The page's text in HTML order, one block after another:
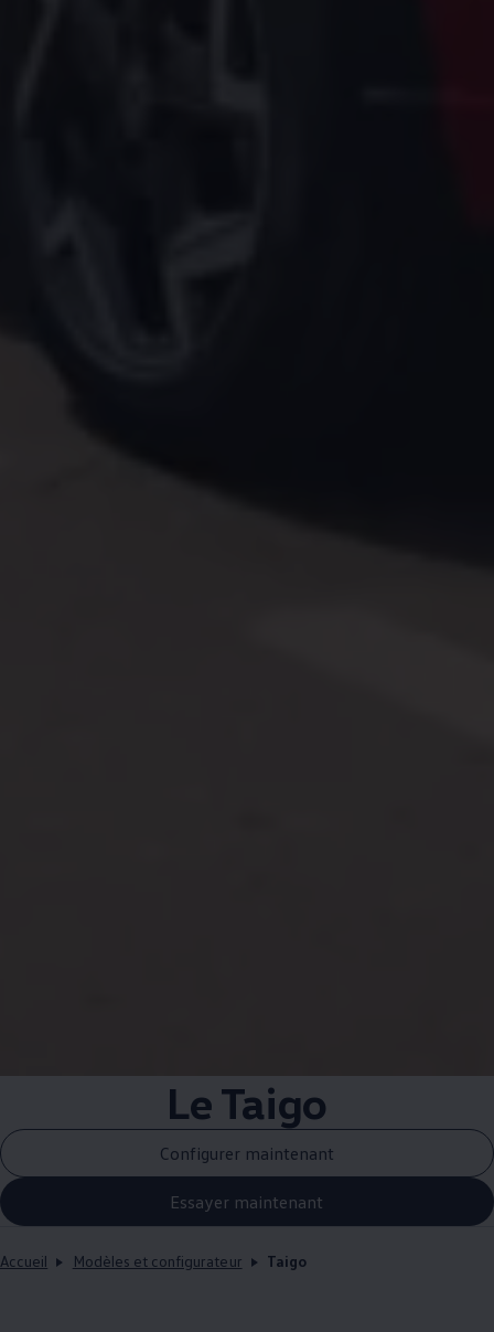
Le Taigo
Configurer maintenant
Essayer maintenant
Accueil Modèles et configurateur Taigo